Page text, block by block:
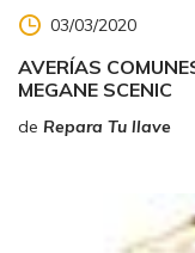
03/03/2020
AVERÍAS
MEGANE SCENIC
de Repara Tu llave